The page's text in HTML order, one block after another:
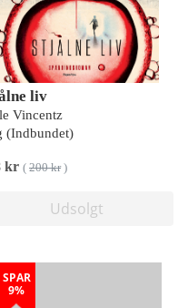
liv
Vincentz
(Indbundet)
kr ( 200 kr)
Udsolgt
SPAR
9%